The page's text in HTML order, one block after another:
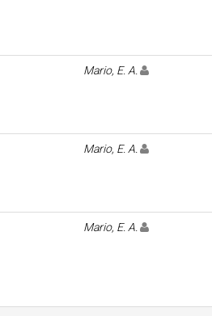
Mario, E. A.
Mario, E. A.
Mario, E. A.